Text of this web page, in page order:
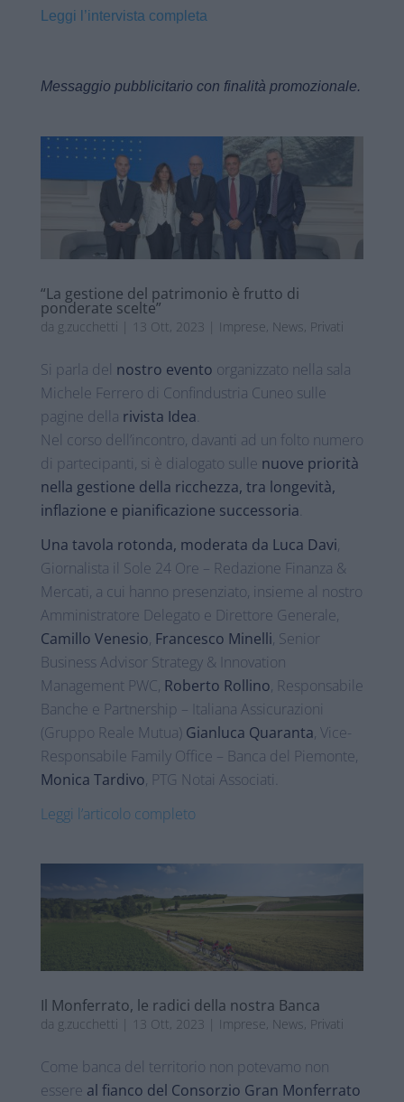
Leggi l’intervista completa
Messaggio pubblicitario con finalità promozionale.
“La gestione del patrimonio è frutto di
ponderate scelte”
da g.zucchetti 13 Ott, 2023 Imprese, News, Privati
Si parla del nostro evento organizzato nella sala
Michele Ferrero di Confindustria Cuneo sulle
pagine della rivista Idea
Nel corso dell’incontro, davanti ad un folto numero
di partecipanti, si è dialogato sulle nuove priorità
nella gestione della ricchezza, tra longevità,
inflazione e pianificazione successoria
Una tavola rotonda, moderata da Luca Davi,
Giornalista il Sole 24 Ore – Redazione Finanza &
Mercati, a cui hanno presenziato, insieme al nostro
Amministratore Delegato e Direttore Generale,
Camillo Venesio, Francesco Minelli, Senior
Business Advisor Strategy & Innovation
Management PWC, Roberto Rollino, Responsabile
Banche e Partnership – Italiana Assicurazioni
(Gruppo Reale Mutua) Gianluca Quaranta, Vice-
Responsabile Family Office – Banca del Piemonte,
Monica Tardivo, PTG Notai Associati.
Leggi l’articolo completo
Il Monferrato, le radici della nostra Banca
da g.zucchetti 13 Ott, 2023 Imprese, News, Privati
Come banca del territorio non potevamo non
essere al fianco del Consorzio Gran Monferrato